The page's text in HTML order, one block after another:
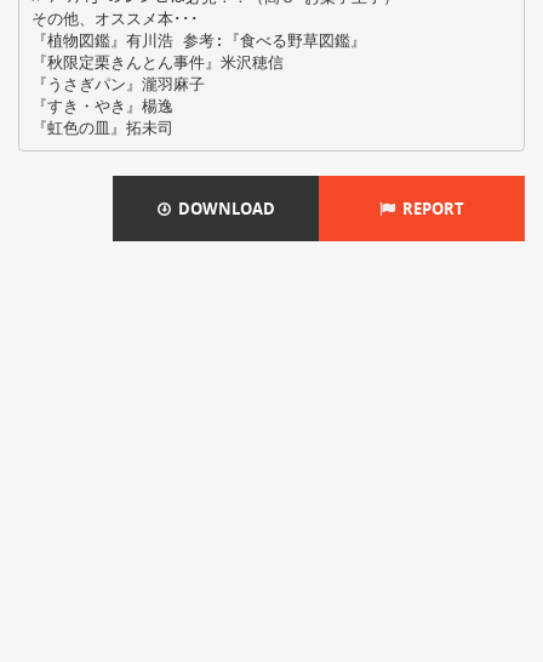
その他、オススメ本･･･
『植物図鑑』有川浩 参考:『食べる野草図鑑』
『秋限定栗きんとん事件』米沢穂信
『うさぎパン』瀧羽麻子
『すき・やき』楊逸
DOWNLOAD REPORT